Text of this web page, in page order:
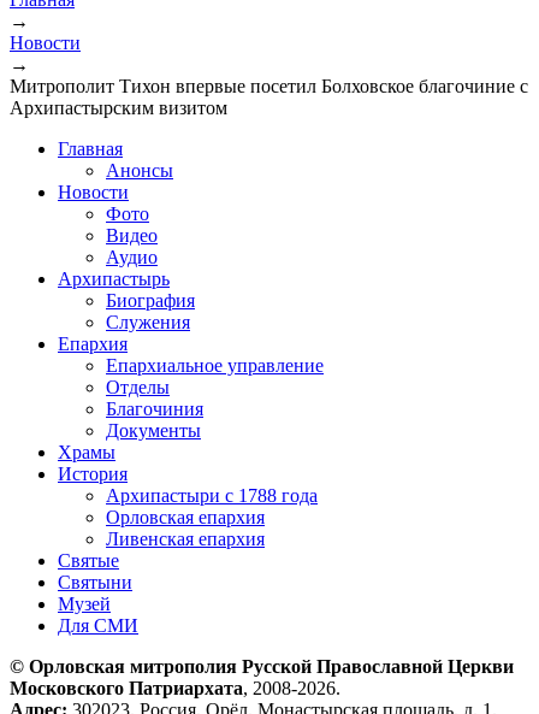
→
Новости
→
Митрополит Тихон впервые посетил Болховское благочиние с
Архипастырским визитом
Главная
Анонсы
Новости
Фото
Видео
Аудио
Архипастырь
Биография
Служения
Епархия
Епархиальное управление
Отделы
Благочиния
Документы
Храмы
История
Архипастыри с 1788 года
Орловская епархия
Ливенская епархия
Святые
Святыни
Музей
Для СМИ
© Орловская митрополия Русской Православной Церкви
Московского Патриархата, 2008-2026.
Адрес: 302023, Россия, Орёл, Монастырская площадь, д. 1.